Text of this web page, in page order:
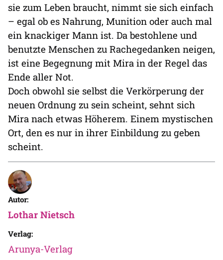
sie zum Leben braucht, nimmt sie sich einfach
– egal ob es Nahrung, Munition oder auch mal
ein knackiger Mann ist. Da bestohlene und
benutzte Menschen zu Rachegedanken neigen,
ist eine Begegnung mit Mira in der Regel das
Ende aller Not.
Doch obwohl sie selbst die Verkörperung der
neuen Ordnung zu sein scheint, sehnt sich
Mira nach etwas Höherem. Einem mystischen
Ort, den es nur in ihrer Einbildung zu geben
scheint.
Autor:
Lothar Nietsch
Verlag:
Arunya-Verlag